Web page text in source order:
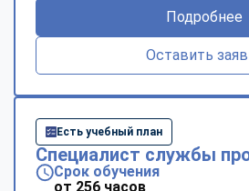
Подробнее
Оставить
Есть учебный план
Специалист службы
Срок обучения
от 256 часов